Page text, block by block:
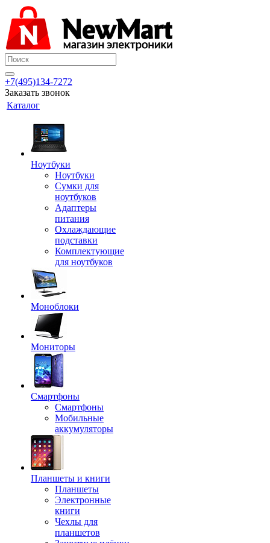
+7(495)134-7272
Заказать звонок
Каталог
Ноутбуки
Ноутбуки
Сумки для
ноутбуков
Адаптеры
питания
Охлаждающие
подставки
Комплектующие
для ноутбуков
Моноблоки
Мониторы
Смартфоны
Смартфоны
Мобильные
аккумуляторы
Планшеты и книги
Планшеты
Электронные
книги
Чехлы для
планшетов